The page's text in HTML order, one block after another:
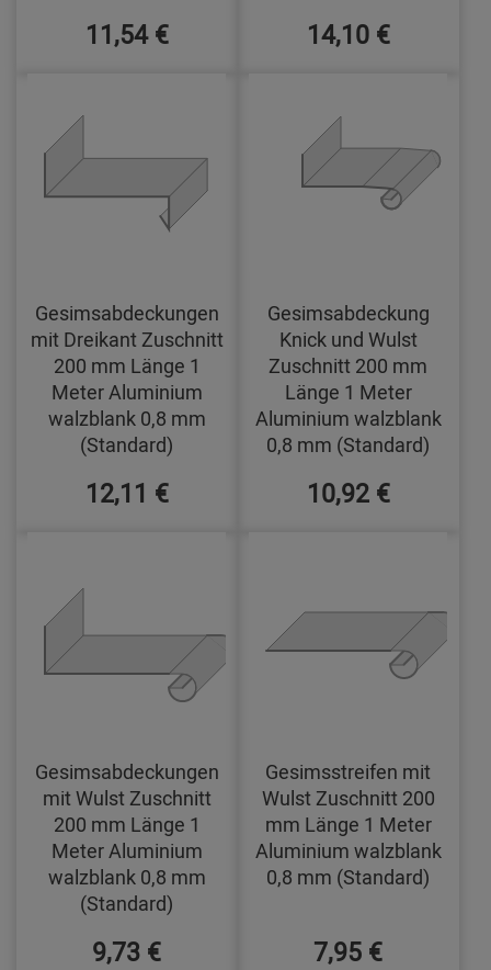
11,54 € 14,10 €
Gesimsabdeckungen
mit Dreikant Zuschnitt
200 mm Länge 1
Meter Aluminium
walzblank 0,8 mm
(Standard)
12,11 €
Gesimsabdeckung
Knick und Wulst
Zuschnitt 200 mm
Länge 1 Meter
Aluminium walzblank
0,8 mm (Standard)
10,92 €
Gesimsabdeckungen
mit Wulst Zuschnitt
200 mm Länge 1
Meter Aluminium
walzblank 0,8 mm
(Standard)
9,73 €
Gesimsstreifen mit
Wulst Zuschnitt 200
mm Länge 1 Meter
Aluminium walzblank
0,8 mm (Standard)
7,95 €